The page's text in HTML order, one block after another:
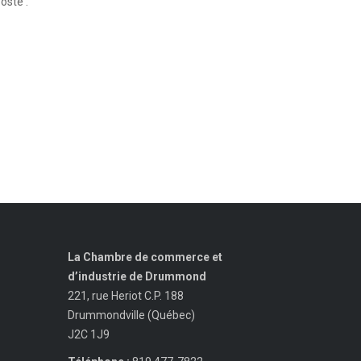
La Chambre de commerce et
d’industrie de Drummond
221, rue Heriot C.P. 188
Drummondville (Québec)
J2C 1J9